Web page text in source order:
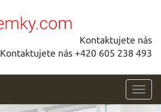
Kontaktujete nás
Kontaktujete nás +420 605 238 493